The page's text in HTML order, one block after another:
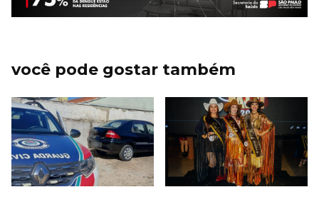
você pode gostar também